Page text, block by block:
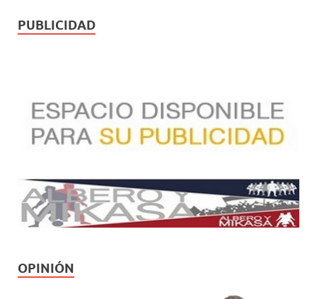
PUBLICIDAD
OPINIÓN